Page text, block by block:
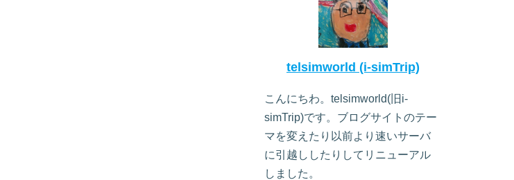
telsimworld (i-simTrip)
こんにちわ。telsimworld(旧i-
simTrip)です。ブログサイトのテー
マを変えたり以前より速いサーバ
に引越ししたりしてリニューアル
しました。